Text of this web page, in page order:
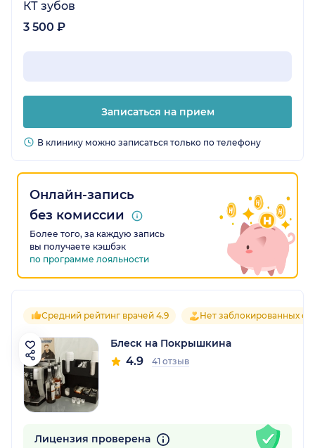
КТ зубов
3 500 ₽
Записаться на прием
В клинику можно записаться только по телефону
Онлайн-запись
без комиссии
Более того, за каждую запись
вы получаете кэшбэк
по программе лояльности
Средний рейтинг врачей 4.9 Нет заблокированных
Блеск на Покрышкина
4.9 41 отзыв
Лицензия проверена